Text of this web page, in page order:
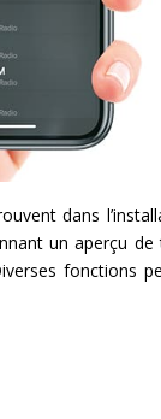
dans
un aperçu
fonctions